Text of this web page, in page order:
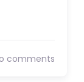
comments